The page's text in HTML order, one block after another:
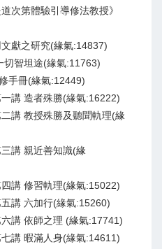
次第體驗引導修法教授》
獻之研究(緣氣:14837)
智坦途(緣氣:11763)
手冊(緣氣:12449)
講 造者殊勝(緣氣:16222)
講 教授殊勝及聽聞軌理(緣
講 親近善知識(緣
講 修習軌理(緣氣:15022)
講 六加行(緣氣:15260)
講 依師之理 (緣氣:17741)
講 暇滿人身(緣氣:14611)